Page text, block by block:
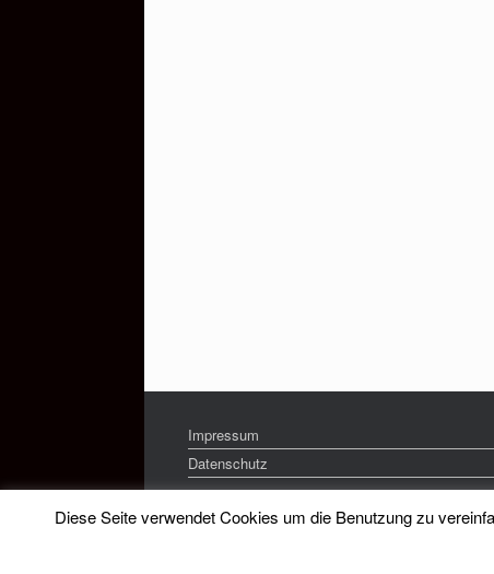
Impressum
Datenschutz
Diese Seite verwendet Cookies um die Benutzung zu